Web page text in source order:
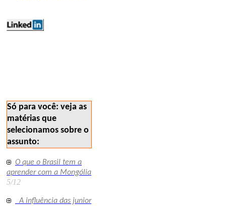
Só para você: veja as
matérias que
selecionamos sobre o
assunto:
O que o Brasil tem a
aprender com a Mongólia
5/12
A influência das junior